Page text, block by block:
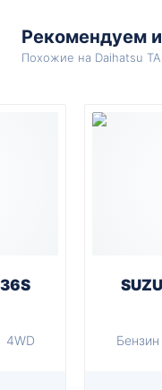
Рекомендуем
Похожие на Daihatsu
4WD Бензин